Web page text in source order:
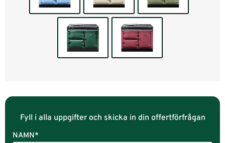
Fyll i alla uppgifter och skicka in din offertförfrågan
NAMN*